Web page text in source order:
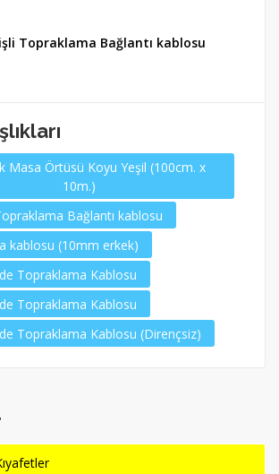
Topraklama Bağlantı kablosu
Masa Örtüsü Koyu Yeşil (100cm. x
10m.)
Bağlantı kablosu
kablosu (10mm erkek)
Topraklama Kablosu
Topraklama Kablosu
Topraklama Kablosu (Dirençsiz)